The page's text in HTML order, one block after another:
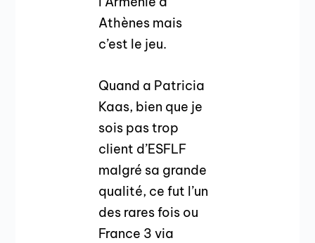
Athènes mais
c’est le jeu.
Quand a Patricia
Kaas, bien que je
sois pas trop
client d’ESFLF
malgré sa grande
qualité, ce fut l’un
des rares fois ou
France 3 via